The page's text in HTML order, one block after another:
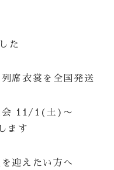
た
席衣裳を全国発送
会 11/1(土)〜
ます
迎えたい方へ